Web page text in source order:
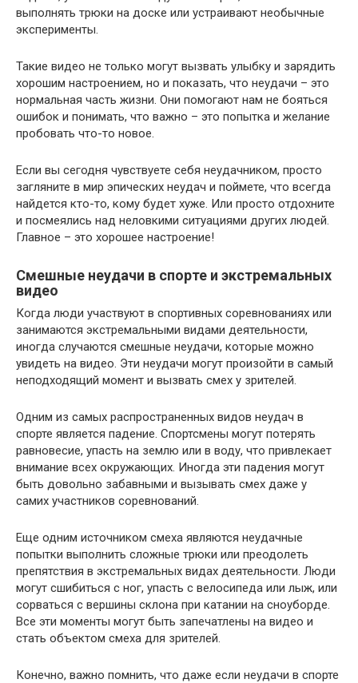
выполнять трюки на доске или устраивают необычные
эксперименты.
Такие видео не только могут вызвать улыбку и зарядить
хорошим настроением, но и показать, что неудачи – это
нормальная часть жизни. Они помогают нам не бояться
ошибок и понимать, что важно – это попытка и желание
пробовать что-то новое.
Если вы сегодня чувствуете себя неудачником, просто
загляните в мир эпических неудач и поймете, что всегда
найдется кто-то, кому будет хуже. Или просто отдохните
и посмеялись над неловкими ситуациями других людей.
Главное – это хорошее настроение!
Смешные неудачи в спорте и экстремальных
видео
Когда люди участвуют в спортивных соревнованиях или
занимаются экстремальными видами деятельности,
иногда случаются смешные неудачи, которые можно
увидеть на видео. Эти неудачи могут произойти в самый
неподходящий момент и вызвать смех у зрителей.
Одним из самых распространенных видов неудач в
спорте является падение. Спортсмены могут потерять
равновесие, упасть на землю или в воду, что привлекает
внимание всех окружающих. Иногда эти падения могут
быть довольно забавными и вызывать смех даже у
самих участников соревнований.
Еще одним источником смеха являются неудачные
попытки выполнить сложные трюки или преодолеть
препятствия в экстремальных видах деятельности. Люди
могут сшибиться с ног, упасть с велосипеда или лыж, или
сорваться с вершины склона при катании на сноуборде.
Все эти моменты могут быть запечатлены на видео и
стать объектом смеха для зрителей.
Конечно, важно помнить, что даже если неудачи в спорте